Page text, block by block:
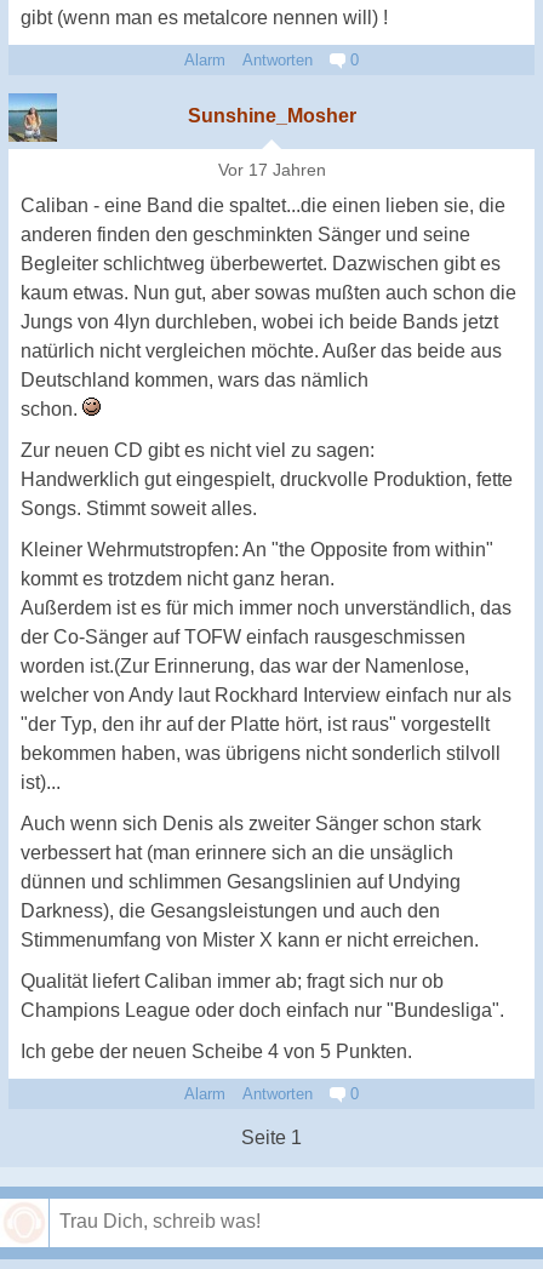
gibt (wenn man es metalcore nennen will) !
Alarm Antworten 0
Sunshine_Mosher
Vor 17 Jahren
Caliban - eine Band die spaltet...die einen lieben sie, die
anderen finden den geschminkten Sänger und seine
Begleiter schlichtweg überbewertet. Dazwischen gibt es
kaum etwas. Nun gut, aber sowas mußten auch schon die
Jungs von 4lyn durchleben, wobei ich beide Bands jetzt
natürlich nicht vergleichen möchte. Außer das beide aus
Deutschland kommen, wars das nämlich
schon.
Zur neuen CD gibt es nicht viel zu sagen:
Handwerklich gut eingespielt, druckvolle Produktion, fette
Songs. Stimmt soweit alles.
Kleiner Wehrmutstropfen: An "the Opposite from within"
kommt es trotzdem nicht ganz heran.
Außerdem ist es für mich immer noch unverständlich, das
der Co-Sänger auf TOFW einfach rausgeschmissen
worden ist.(Zur Erinnerung, das war der Namenlose,
welcher von Andy laut Rockhard Interview einfach nur als
"der Typ, den ihr auf der Platte hört, ist raus" vorgestellt
bekommen haben, was übrigens nicht sonderlich stilvoll
ist)...
Auch wenn sich Denis als zweiter Sänger schon stark
verbessert hat (man erinnere sich an die unsäglich
dünnen und schlimmen Gesangslinien auf Undying
Darkness), die Gesangsleistungen und auch den
Stimmenumfang von Mister X kann er nicht erreichen.
Qualität liefert Caliban immer ab; fragt sich nur ob
Champions League oder doch einfach nur "Bundesliga".
Ich gebe der neuen Scheibe 4 von 5 Punkten.
Alarm Antworten 0
Seite 1